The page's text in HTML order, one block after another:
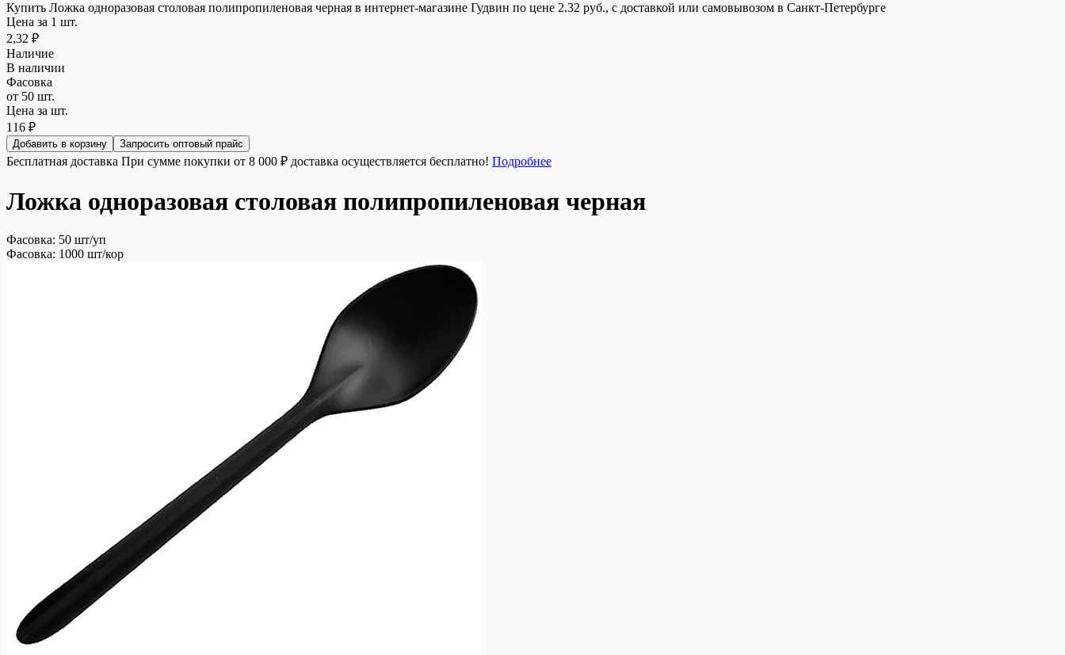
Купить Ложка одноразовая столовая полипропиленовая черная в интернет-магазине Гудвин по цене 2.32 руб., с доставкой или самовывозом в Санкт-Петербурге
Цена за 1 шт.
2,32 ₽
Наличие
В наличии
Фасовка
от 50 шт.
Цена за шт.
116 ₽
Добавить в корзину Запросить оптовый прайс
Бесплатная доставка При сумме покупки от 8 000 ₽ доставка осуществляется бесплатно! Подробнее
Ложка одноразовая столовая полипропиленовая черная
Фасовка: 50 шт/уп
Фасовка: 1000 шт/кор